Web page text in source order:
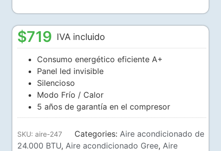
$719 IVA incluido
Consumo energético eficiente A+
Panel led invisible
Silencioso
Modo Frío / Calor
5 años de garantía en el compresor
SKU: aire-247 Categories: Aire acondicionado de
24.000 BTU, Aire acondicionado Gree, Aire